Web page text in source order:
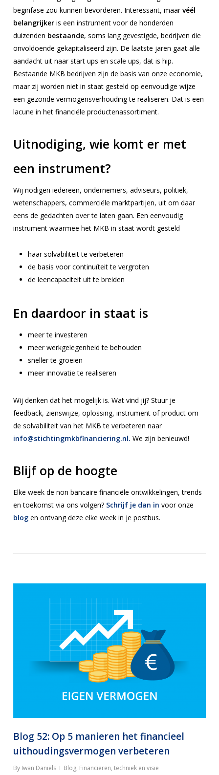
beginfase zou kunnen bevorderen. Interessant, maarvéél
belangrijkeris een instrument voor de honderden
duizenden bestaande, soms lang gevestigde, bedrijven die
onvoldoende gekapitaliseerd zijn. De laatste jaren gaat alle
aandacht uit naar start ups en scale ups, dat is hip.
Bestaande MKB bedrijven zijn de basis van onze economie,
maar zij worden niet in staat gesteld op eenvoudige wijze
een gezonde vermogensverhouding te realiseren. Dat is een
lacune in het financiële productenassortiment.
Uitnodiging, wie komt er met
een instrument?
Wij nodigen iedereen, ondernemers, adviseurs, politiek,
wetenschappers, commerciële marktpartijen, uit om daar
eens de gedachten over te laten gaan. Een eenvoudig
instrument waarmee het MKB in staat wordt gesteld
haar solvabiliteit te verbeteren
de basis voor continuïteit te vergroten
de leencapaciteit uit te breiden
En daardoor in staat is
meer te investeren
meer werkgelegenheid te behouden
sneller te groeien
meer innovatie te realiseren
Wij denken dat het mogelijk is. Wat vind jij? Stuur je
feedback, zienswijze, oplossing, instrument of product om
de solvabiliteit van het MKB te verbeteren naar
info@stichtingmkbfinanciering.nl. We zijn benieuwd!
Blijf op de hoogte
Elke week de non bancaire financiële ontwikkelingen, trends
en toekomst via ons volgen? Schrijf je dan in voor onze
blogen ontvang deze elke week in je postbus.
Blog 52: Op 5 manieren het financieel
uithoudingsvermogen verbeteren
By Iwan Daniëls Blog, Financieren, techniek en visie